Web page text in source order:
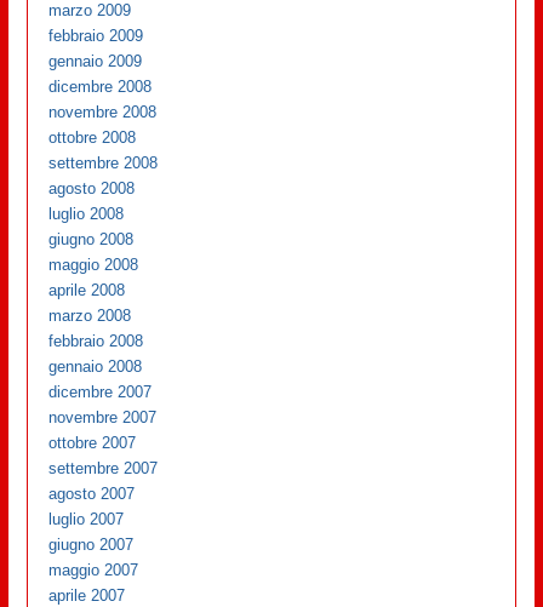
marzo 2009
febbraio 2009
gennaio 2009
dicembre 2008
novembre 2008
ottobre 2008
settembre 2008
agosto 2008
luglio 2008
giugno 2008
maggio 2008
aprile 2008
marzo 2008
febbraio 2008
gennaio 2008
dicembre 2007
novembre 2007
ottobre 2007
settembre 2007
agosto 2007
luglio 2007
giugno 2007
maggio 2007
aprile 2007